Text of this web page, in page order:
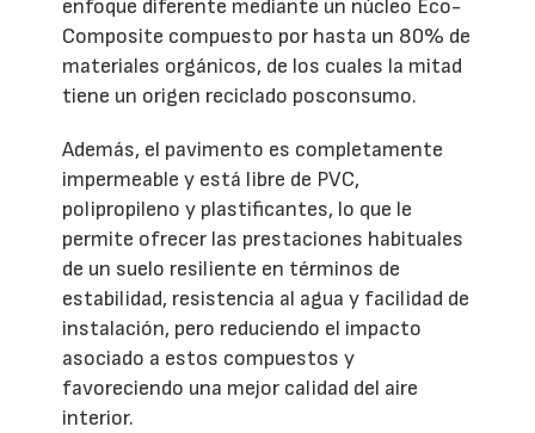
enfoque diferente mediante un núcleo Eco-
Composite compuesto por hasta un 80% de
materiales orgánicos, de los cuales la mitad
tiene un origen reciclado posconsumo.
Además, el pavimento es completamente
impermeable y está libre de PVC,
polipropileno y plastificantes, lo que le
permite ofrecer las prestaciones habituales
de un suelo resiliente en términos de
estabilidad, resistencia al agua y facilidad de
instalación, pero reduciendo el impacto
asociado a estos compuestos y
favoreciendo una mejor calidad del aire
interior.